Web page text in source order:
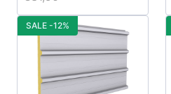
SALE -12%